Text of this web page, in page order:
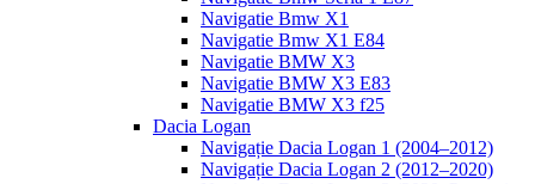
Navigatie Bmw X1
Navigatie Bmw X1 E84
Navigatie BMW X3
Navigatie BMW X3 E83
Navigatie BMW X3 f25
Dacia Logan
Navigație Dacia Logan 1 (2004–2012)
Navigație Dacia Logan 2 (2012–2020)